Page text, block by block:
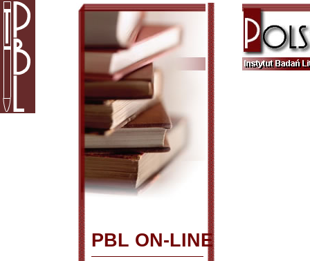
PBL ON-LINE